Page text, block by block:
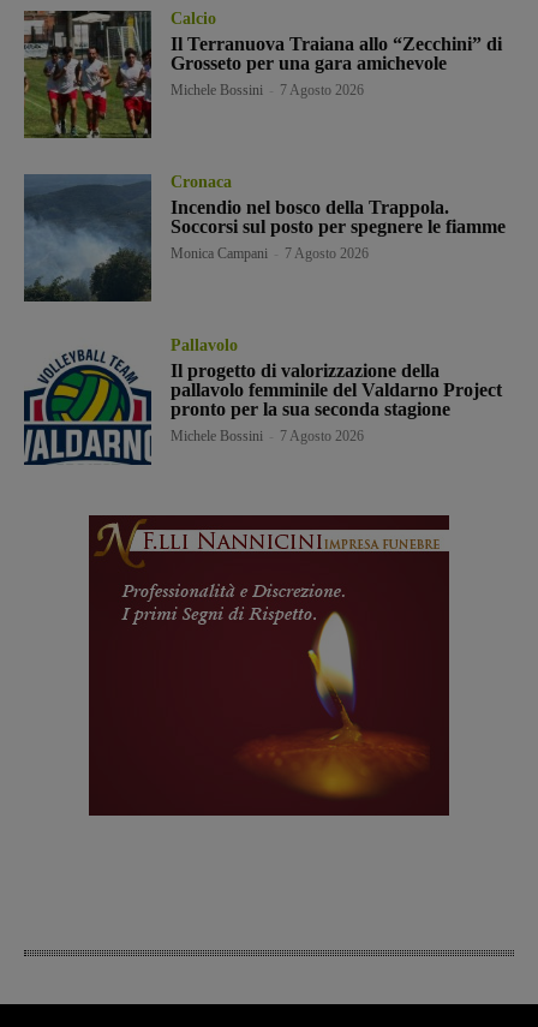
Calcio
Il Terranuova Traiana allo “Zecchini” di
Grosseto per una gara amichevole
Michele Bossini 7 Agosto 2026
Cronaca
Incendio nel bosco della Trappola.
Soccorsi sul posto per spegnere le fiamme
Monica Campani 7 Agosto 2026
Pallavolo
Il progetto di valorizzazione della
pallavolo femminile del Valdarno Project
pronto per la sua seconda stagione
Michele Bossini 7 Agosto 2026